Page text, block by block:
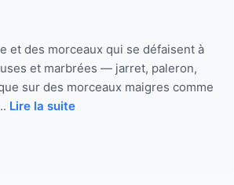
et des morceaux qui se défaisent à
et marbrées — jarret, paleron,
sur des morceaux maigres comme
Lire la suite